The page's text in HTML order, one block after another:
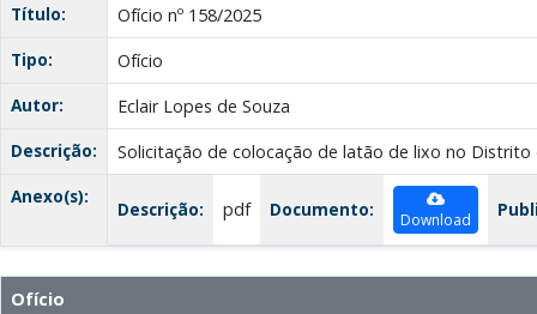
Título:
Ofício nº 158/2025
Tipo:
Ofício
Autor:
Eclair Lopes de Souza
Descrição:
Solicitação de colocação de latão de lixo no Distrito
Anexo(s):
Descrição: pdf Documento: Download
Ofício